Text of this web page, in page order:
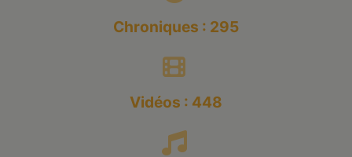
Chroniques : 295
Vidéos : 448